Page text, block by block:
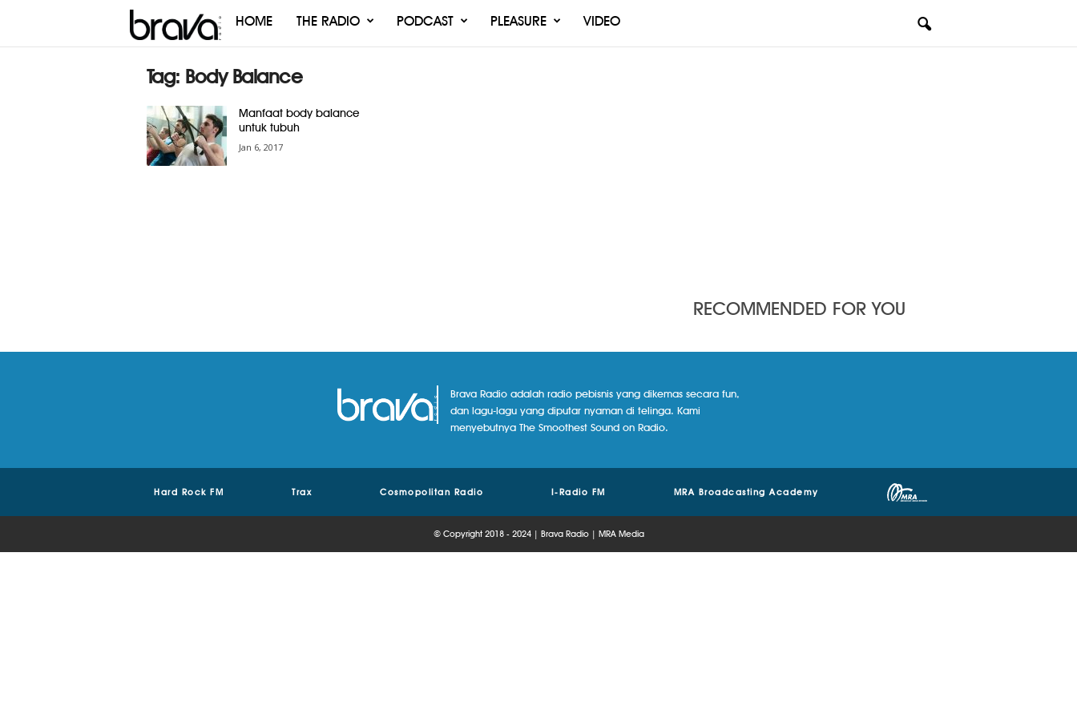
Brava
HOME THE RADIO PODCAST PLEASURE VIDEO
Tag: Body Balance
Manfaat body balance
untuk tubuh
Jan 6, 2017
RECOMMENDED FOR YOU
Brava Radio adalah radio pebisnis yang dikemas secara fun,
dan lagu-lagu yang diputar nyaman di telinga. Kami
menyebutnya The Smoothest Sound on Radio.
Hard Rock FM Trax Cosmopolitan Radio I-Radio FM MRA Broadcasting Academy
© Copyright 2018 - 2024 | Brava Radio | MRA Media